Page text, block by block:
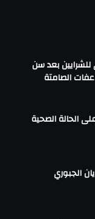
للشرايين بعد سن
الصامتة
الحالة الصحية
الجبوري